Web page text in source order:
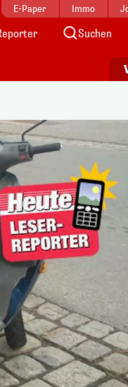
E-Paper Immo
Suchen